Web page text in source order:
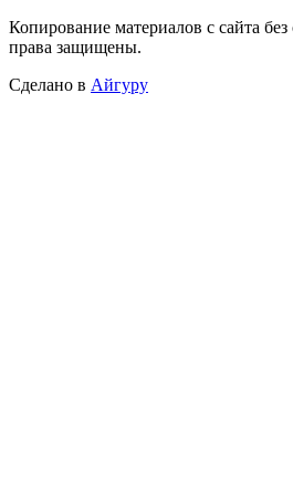
Копирование материалов с сайта
права защищены.
Сделано в Айгуру